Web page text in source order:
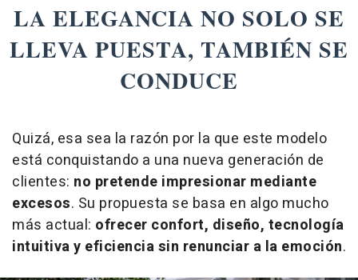
LA ELEGANCIA NO SOLO SE
LLEVA PUESTA, TAMBIÉN SE
CONDUCE
Quizá, esa sea la razón por la que este modelo
está conquistando a una nueva generación de
clientes: no pretende impresionar mediante
excesos. Su propuesta se basa en algo mucho
más actual: ofrecer confort, diseño, tecnología
intuitiva y eficiencia sin renunciar a la emoción.